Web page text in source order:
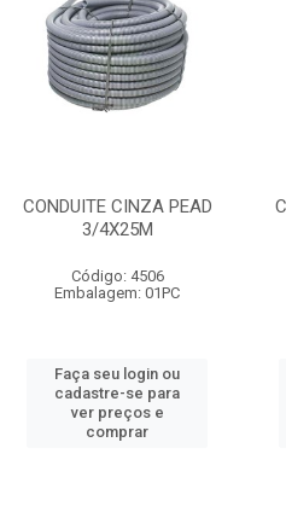
CONDUITE CINZA PEAD
3/4X25M
Código: 4506
Embalagem: 01PC
Faça seu login ou
cadastre-se para
ver preços e
comprar